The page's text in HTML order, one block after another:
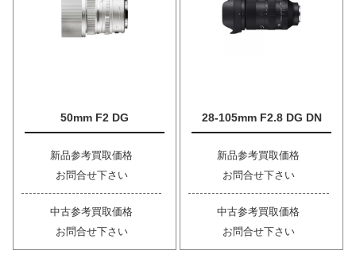
50mm F2 DG
新品参考買取価格
お問合せ下さい
中古参考買取価格
お問合せ下さい
28-105mm F2.8 DG DN
新品参考買取価格
お問合せ下さい
中古参考買取価格
お問合せ下さい